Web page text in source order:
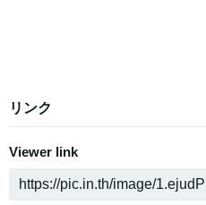
リンク
Viewer link